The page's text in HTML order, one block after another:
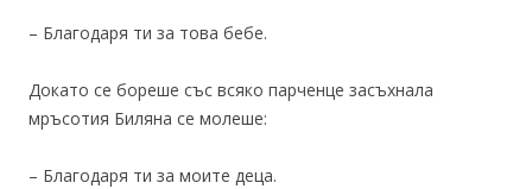
– Благодаря ти за това бебе.
Докато се бореше със всяко парченце засъхнала
мръсотия Биляна се молеше:
– Благодаря ти за моите деца.